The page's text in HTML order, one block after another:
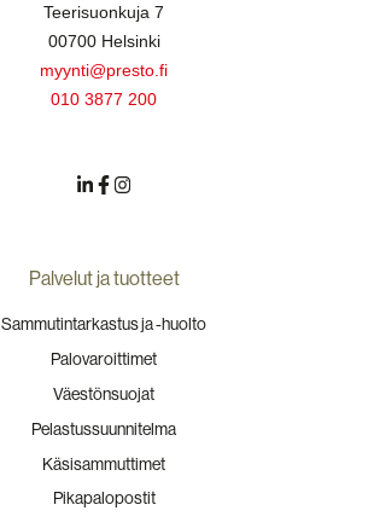
Teerisuonkuja 7
00700 Helsinki
myynti@presto.fi
010 3877 200
Palvelut ja tuotteet
Sammutintarkastus ja -huolto
Palovaroittimet
Väestönsuojat
Pelastussuunnitelma
Käsisammuttimet
Pikapalopostit